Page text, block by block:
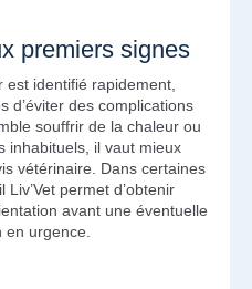
premiers signes
identifié rapidement,
d’éviter des complications
souffrir de la chaleur ou
inhabituels, il vaut mieux
vétérinaire. Dans certaines
permet d’obtenir
avant une éventuelle
urgence.